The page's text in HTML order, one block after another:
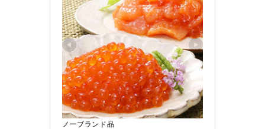
ノーブランド品